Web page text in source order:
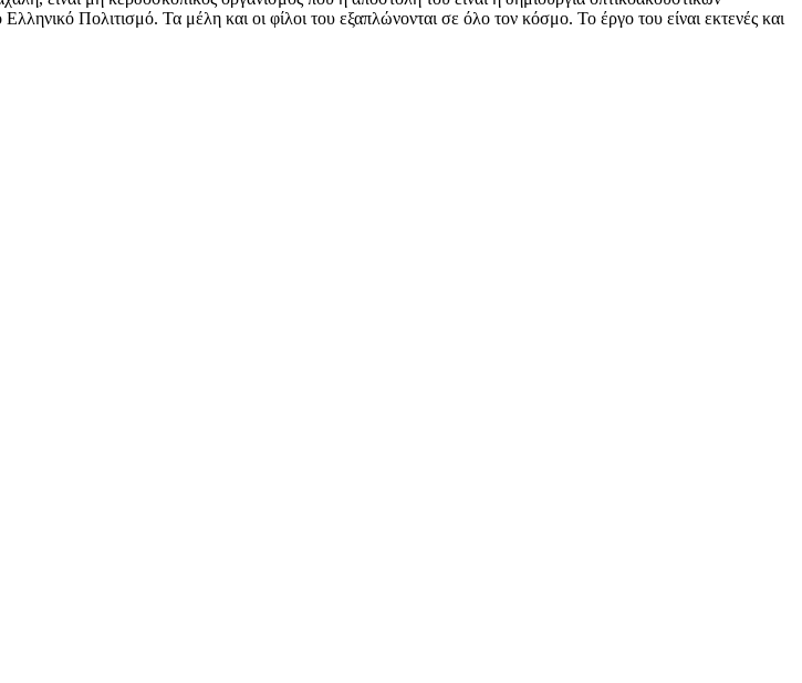
Πολιτισμό. Τα μέλη και οι φίλοι του εξαπλώνονται σε όλο τον κόσμο. Το έργο του είναι εκτενές και